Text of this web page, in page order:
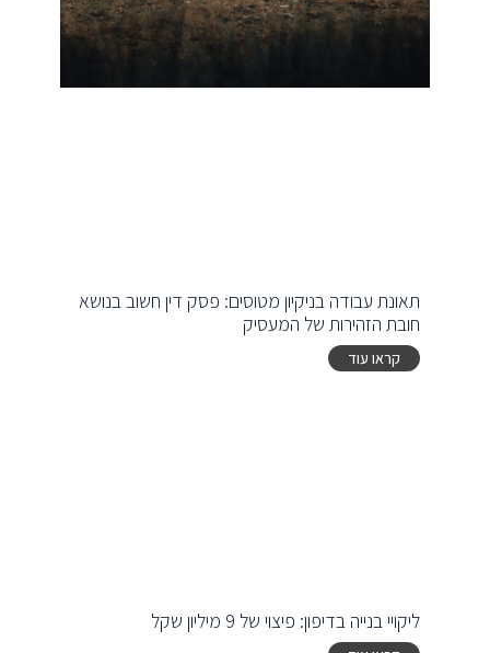
תאונת עבודה בניקיון מטוסים: פסק דין חשוב בנושא
חובת הזהירות של המעסיק
קראו עוד
ליקויי בנייה בדיפון: פיצוי של 9 מיליון שקל